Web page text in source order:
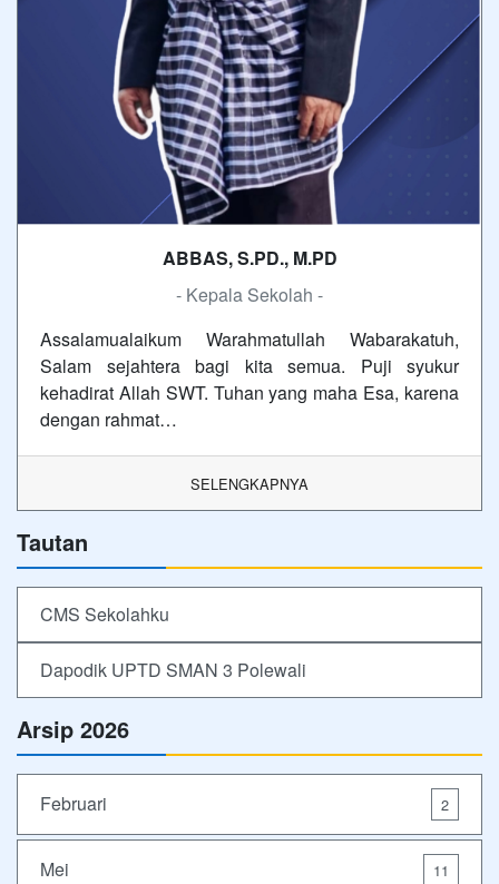
ABBAS, S.PD., M.PD
- Kepala Sekolah -
Assalamualaikum Warahmatullah Wabarakatuh,
Salam sejahtera bagi kita semua. Puji syukur
kehadirat Allah SWT. Tuhan yang maha Esa, karena
dengan rahmat…
SELENGKAPNYA
Tautan
CMS Sekolahku
Dapodik UPTD SMAN 3 Polewali
Arsip 2026
Februari 2
Mei 11